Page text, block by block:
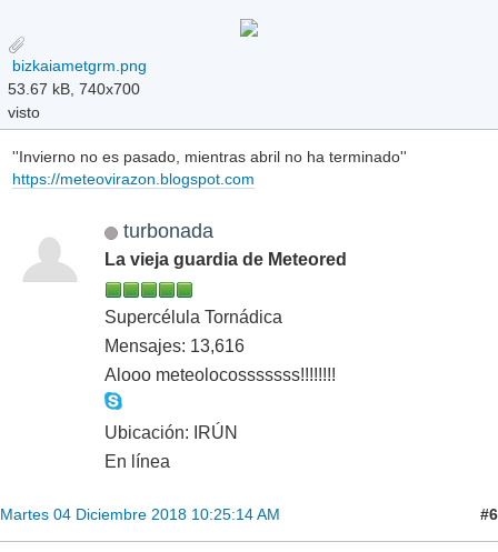
bizkaiametgrm.png
53.67 kB, 740x700
visto
''Invierno no es pasado, mientras abril no ha terminado''
https://meteovirazon.blogspot.com
turbonada
La vieja guardia de Meteored
Supercélula Tornádica
Mensajes: 13,616
Alooo meteolocosssssss!!!!!!!!
Ubicación: IRÚN
En línea
Martes 04 Diciembre 2018 10:25:14 AM #6